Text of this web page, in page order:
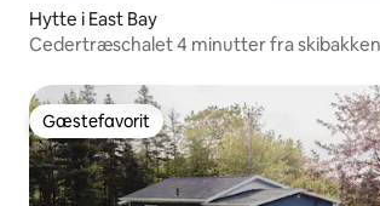
Hytte i East Bay
Cedertræschalet 4 minutter fra skibakken
Gæstefavorit
Gæstefavorit